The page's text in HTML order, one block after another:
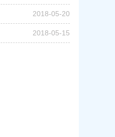
2018-05-20
2018-05-15